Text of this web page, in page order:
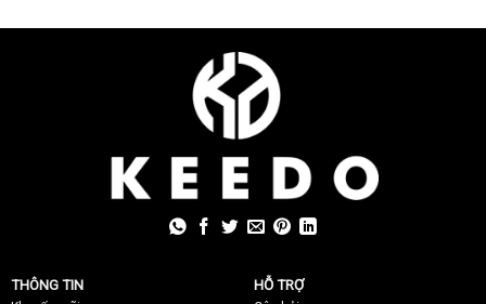
THÔNG TIN HỖ TRỢ